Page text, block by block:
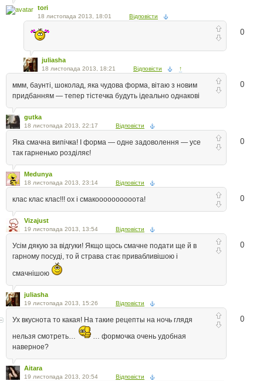
tori
18 листопада 2013, 18:01 Відповісти
0
juliasha
18 листопада 2013, 18:21 Відповісти ↑
0
ммм, баунті, шоколад, яка чудова форма, вітаю з новим
придбанням — тепер тістечка будуть ідеально однакові
gutka
18 листопада 2013, 22:17 Відповісти
0
Яка смачна випічка! І форма — одне задоволення — усе
так гарненько розділяє!
Medunya
18 листопада 2013, 23:14 Відповісти
0
клас клас клас!!! ох і смакоооооооооота!
Vizajust
19 листопада 2013, 13:54 Відповісти
0
Усім дякую за відгуки! Якщо щось смачне подати ще й в
гарному посуді, то й страва стає привабливішою і
смачнішою
juliasha
19 листопада 2013, 15:26 Відповісти
0
Ух вкуснота то какая! На такие рецепты на ночь глядя
нельзя смотреть…
… формочка очень удобная
наверное?
Aitara
19 листопада 2013, 20:54 Відповісти